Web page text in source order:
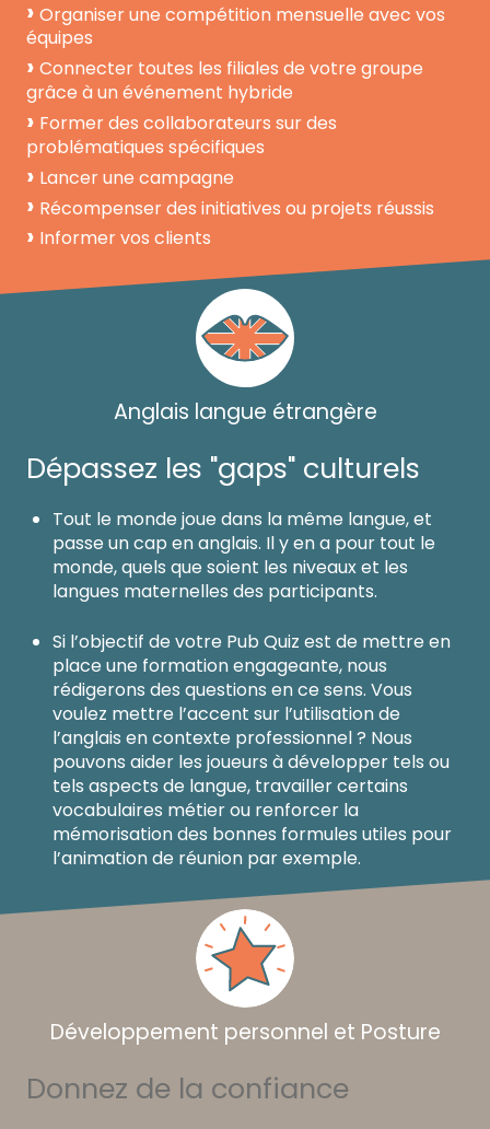
Organiser une compétition mensuelle avec vos
équipes
Connecter toutes les filiales de votre groupe
grâce à un événement hybride
Former des collaborateurs sur des
problématiques spécifiques
Lancer une campagne
Récompenser des initiatives ou projets réussis
Informer vos clients
Anglais langue étrangère
Dépassez les "gaps" culturels
Tout le monde joue dans la même langue, et
passe un cap en anglais. Il y en a pour tout le
monde, quels que soient les niveaux et les
langues maternelles des participants.
Si l’objectif de votre Pub Quiz est de mettre en
place une formation engageante, nous
rédigerons des questions en ce sens. Vous
voulez mettre l’accent sur l’utilisation de
l’anglais en contexte professionnel ? Nous
pouvons aider les joueurs à développer tels ou
tels aspects de langue, travailler certains
vocabulaires métier ou renforcer la
mémorisation des bonnes formules utiles pour
l’animation de réunion par exemple.
Développement personnel et Posture
Donnez de la confiance